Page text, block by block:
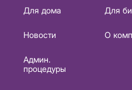
Основная
навигация
Для дома Для
Новости
О
Админ.
процедуры